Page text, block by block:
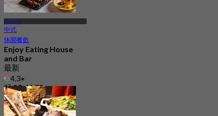
Orchard
中式
休閒餐飲
Enjoy Eating House
and Bar
最新
4.3
起S$ 44.75